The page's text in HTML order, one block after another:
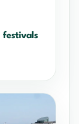
festivals